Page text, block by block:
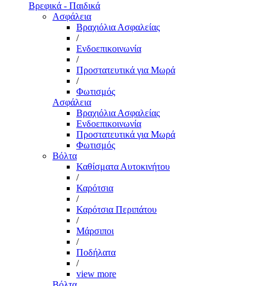
Βρεφικά - Παιδικά
Ασφάλεια
Βραχιόλια Ασφαλείας
/
Ενδοεπικοινωνία
/
Προστατευτικά για Μωρά
/
Φωτισμός
Ασφάλεια
Βραχιόλια Ασφαλείας
Ενδοεπικοινωνία
Προστατευτικά για Μωρά
Φωτισμός
Βόλτα
Καθίσματα Αυτοκινήτου
/
Καρότσια
/
Καρότσια Περιπάτου
/
Μάρσιποι
/
Ποδήλατα
/
view more